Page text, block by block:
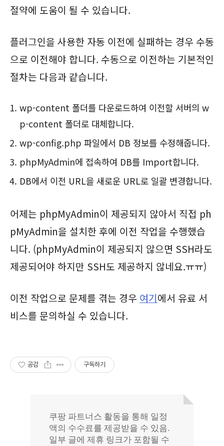
절약에 도움이 될 수 있습니다.
플러그인을 사용한 자동 이전에 실패하는 경우 수동
으로 이전해야 합니다. 수동으로 이전하는 기본적인
절차는 다음과 같습니다.
wp-content 폴더를 다운로드하여 이전할 서버의 w
p-content 폴더로 대체합니다.
wp-config.php 파일에서 DB 정보를 수정해줍니다.
phpMyAdmin에 접속하여 DB를 Import합니다.
DB에서 이전 URL을 새로운 URL로 일괄 변경합니다.
어제는 phpMyAdmin이 제공되지 않아서 직접 ph
pMyAdmin을 설치한 후에 이전 작업을 수행했습
니다. (phpMyAdmin이 제공되지 않으면 SSH라도
제공되어야 하지만 SSH도 제공하지 않네요.ㅠㅠ)
이전 작업으로 문제를 겪는 경우 여기에서 유료 서
비스를 문의하실 수 있습니다.
공감 구독하기